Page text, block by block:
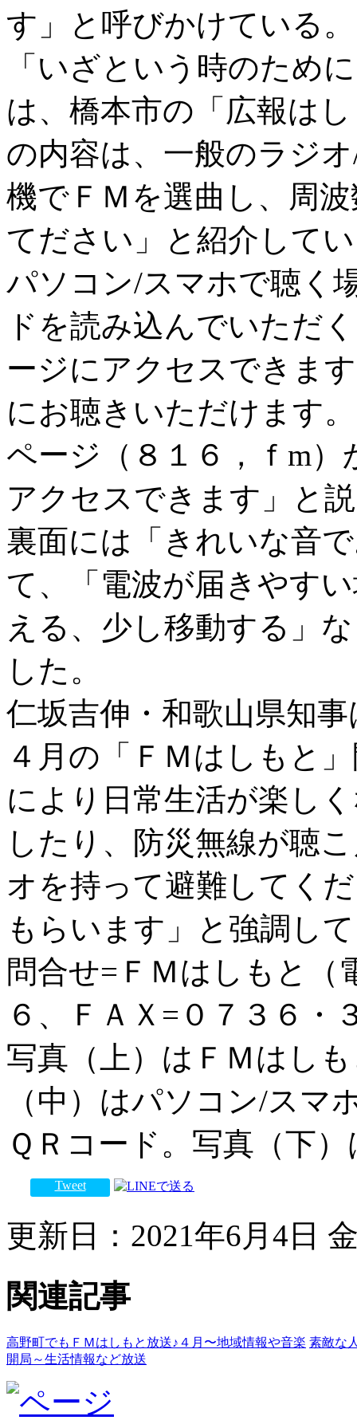
す」と呼びかけている。
「いざという時のため
は、橋本市の「広報は
の内容は、一般のラジ
機でＦＭを選曲し、周
てださい」と紹介して
パソコン/スマホで聴く
ドを読み込んでいただ
ージにアクセスできま
にお聴きいただけます
ページ（８１６，ｆm
アクセスできます」と
裏面には「きれいな音
て、「電波が届きやす
える、少し移動する」
した。
仁坂吉伸・和歌山県知
４月の「ＦＭはしもと
により日常生活が楽し
したり、防災無線が聴
オを持って避難してく
もらいます」と強調し
問合せ=ＦＭはしもと（
６、ＦＡＸ=０７３６・
写真（上）はＦＭはし
（中）はパソコン/スマ
ＱＲコード。写真（下
Tweet
更新日：2021年6月4日
関連記事
高野町でもＦＭはしもと放送♪４月〜地域情報や音楽 素敵な
開局～生活情報など放送